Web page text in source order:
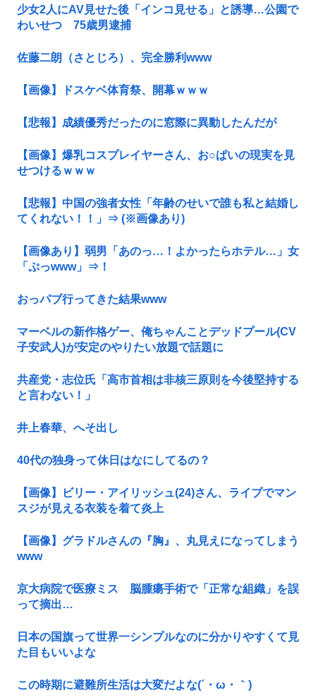
少女2人にAV見せた後「インコ見せる」と誘導…公園で
わいせつ 75歳男逮捕
佐藤二朗（さとじろ）、完全勝利www
【画像】ドスケベ体育祭、開幕ｗｗｗ
【悲報】成績優秀だったのに窓際に異動したんだが
【画像】爆乳コスプレイヤーさん、お○ぱいの現実を見
せつけるｗｗｗ
【悲報】中国の強者女性「年齢のせいで誰も私と結婚し
てくれない！！」⇒ (※画像あり)
【画像あり】弱男「あのっ…！よかったらホテル…」女
「ぷっwww」⇒！
おっパブ行ってきた結果www
マーベルの新作格ゲー、俺ちゃんことデッドプール(CV
子安武人)が安定のやりたい放題で話題に
共産党・志位氏「高市首相は非核三原則を今後堅持する
と言わない！」
井上春華、へそ出し
40代の独身って休日はなにしてるの？
【画像】ビリー・アイリッシュ(24)さん、ライブでマン
スジが見える衣装を着て炎上
【画像】グラドルさんの『胸』、丸見えになってしまう
www
京大病院で医療ミス 脳腫瘍手術で「正常な組織」を誤
って摘出…
日本の国旗って世界一シンプルなのに分かりやすくて見
た目もいいよな
この時期に避難所生活は大変だよな(´・ω・｀)